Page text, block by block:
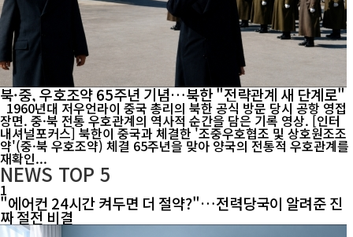
북·중, 우호조약 65주년 기념…북한 "전략관계 새 단계로"
장면. 중·북 전통 우호관계의 역사적 순간을 담은 기록 영상. [인터
내셔널포커스] 북한이 중국과 체결한 '조중우호협조 및 상호원조조
약'(중·북 우호조약) 체결 65주년을 맞아 양국의 전통적 우호관계를
재확인...
NEWS TOP 5
1
"에어컨 24시간 켜두면 더 절약?"…전력당국이 알려준 진
짜 절전 비결